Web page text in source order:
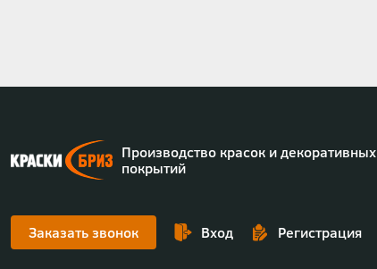
Производство красок и декоративных
покрытий
Заказать звонок Вход Регистрация